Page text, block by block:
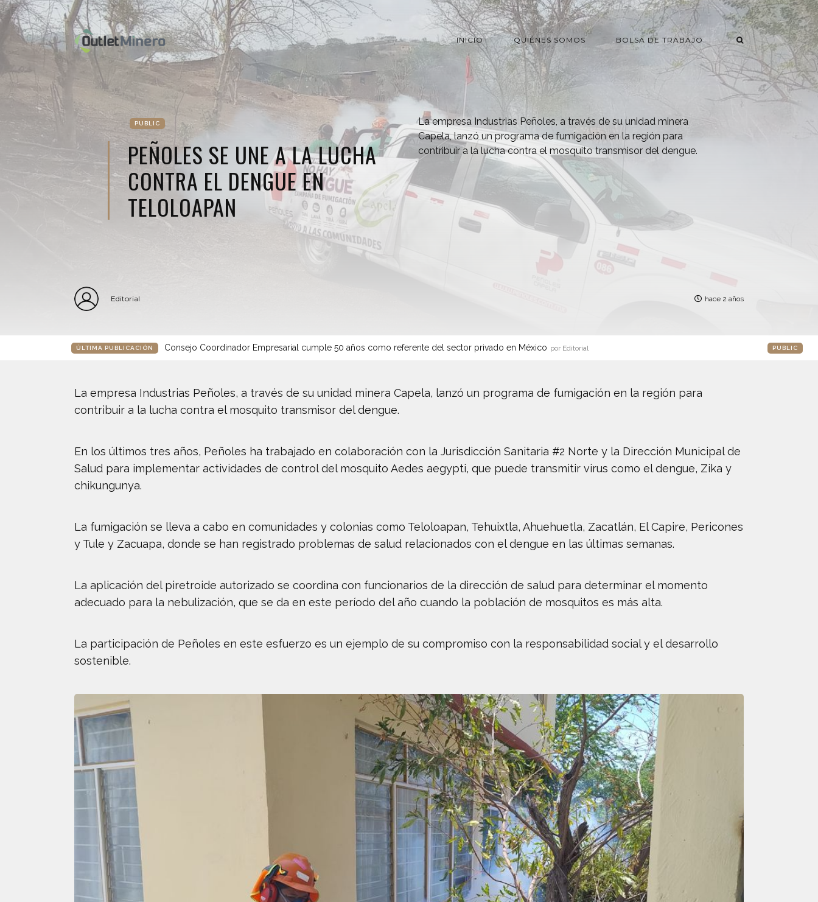
INICIO QUIÉNES SOMOS BOLSA DE TRABAJO
PUBLIC
PEÑOLES SE UNE A LA LUCHA
CONTRA EL DENGUE EN
TELOLOAPAN
La empresa Industrias Peñoles, a través de su unidad minera
Capela, lanzó un programa de fumigación en la región para
contribuir a la lucha contra el mosquito transmisor del dengue.
Editorial hace 2 años
ÚLTIMA PUBLICACIÓN Consejo Coordinador Empresarial cumple 50 años como referente del sector privado en México por Editorial PUBLIC
La empresa Industrias Peñoles, a través de su unidad minera Capela, lanzó un programa de fumigación en la región para
contribuir a la lucha contra el mosquito transmisor del dengue.
En los últimos tres años, Peñoles ha trabajado en colaboración con la Jurisdicción Sanitaria #2 Norte y la Dirección Municipal de
Salud para implementar actividades de control del mosquito Aedes aegypti, que puede transmitir virus como el dengue, Zika y
chikungunya.
La fumigación se lleva a cabo en comunidades y colonias como Teloloapan, Tehuixtla, Ahuehuetla, Zacatlán, El Capire, Pericones
y Tule y Zacuapa, donde se han registrado problemas de salud relacionados con el dengue en las últimas semanas.
La aplicación del piretroide autorizado se coordina con funcionarios de la dirección de salud para determinar el momento
adecuado para la nebulización, que se da en este período del año cuando la población de mosquitos es más alta.
La participación de Peñoles en este esfuerzo es un ejemplo de su compromiso con la responsabilidad social y el desarrollo
sostenible.